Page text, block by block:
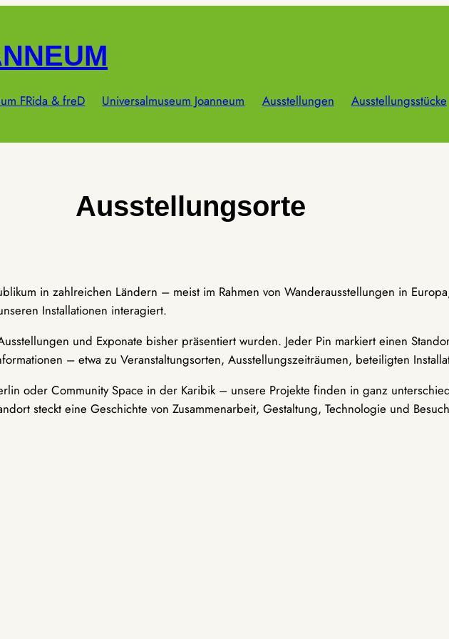
FRida & freD Universalmuseum Joanneum Ausstellungen Ausstellungsstücke
Ausstellungsorte
in zahlreichen Ländern – meist im Rahmen von Wanderausstellungen in
Installationen interagiert.
und Exponate bisher präsentiert wurden. Jeder Pin markiert einen
– etwa zu Veranstaltungsorten, Ausstellungszeiträumen, beteiligten
oder Community Space in der Karibik – unsere Projekte finden in ganz
steckt eine Geschichte von Zusammenarbeit, Gestaltung, Technologie und